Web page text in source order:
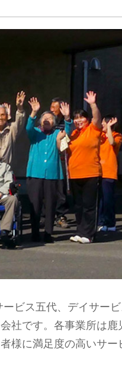
ビス五代、デイサービ
社です。各事業所は
様に満足度の高いサー